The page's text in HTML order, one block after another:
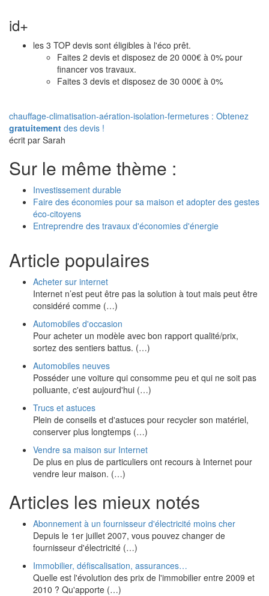
id+
les 3 TOP devis sont éligibles à l'éco prêt.
Faites 2 devis et disposez de 20 000€ à 0% pour
financer vos travaux.
Faites 3 devis et disposez de 30 000€ à 0%
chauffage-climatisation-aération-isolation-fermetures : Obtenez
gratuitement des devis !
écrit par Sarah
Sur le même thème :
Investissement durable
Faire des économies pour sa maison et adopter des gestes
éco-citoyens
Entreprendre des travaux d'économies d'énergie
Article populaires
Acheter sur internet
Internet n’est peut être pas la solution à tout mais peut être
considéré comme (…)
Automobiles d'occasion
Pour acheter un modèle avec bon rapport qualité/prix,
sortez des sentiers battus. (…)
Automobiles neuves
Posséder une voiture qui consomme peu et qui ne soit pas
polluante, c'est aujourd'hui (…)
Trucs et astuces
Plein de conseils et d'astuces pour recycler son matériel,
conserver plus longtemps (…)
Vendre sa maison sur Internet
De plus en plus de particuliers ont recours à Internet pour
vendre leur maison. (…)
Articles les mieux notés
Abonnement à un fournisseur d'électricité moins cher
Depuis le 1er juillet 2007, vous pouvez changer de
fournisseur d'électricité (…)
Immobilier, défiscalisation, assurances…
Quelle est l'évolution des prix de l'immobilier entre 2009 et
2010 ? Qu'apporte (…)